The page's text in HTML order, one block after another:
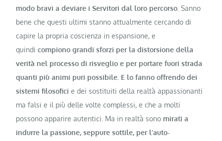
modo bravi a deviare i Servitori dal loro percorso . Sanno
bene che questi ultimi stanno attualmente cercando di
capire la propria coscienza in espansione, e
quindicompiono grandi sforzi per la distorsione della
verità nel processo di risveglio e per portare fuori strada
quanti più animi puri possibile. E lo fanno offrendo dei
sistemi filosofici e dei sostituiti della realtà appassionanti
ma falsi e il più delle volte complessi, e che a molti
possono apparire autentici. Ma in realtà sono mirati a
indurre la passione, seppure sottile, per l’auto-